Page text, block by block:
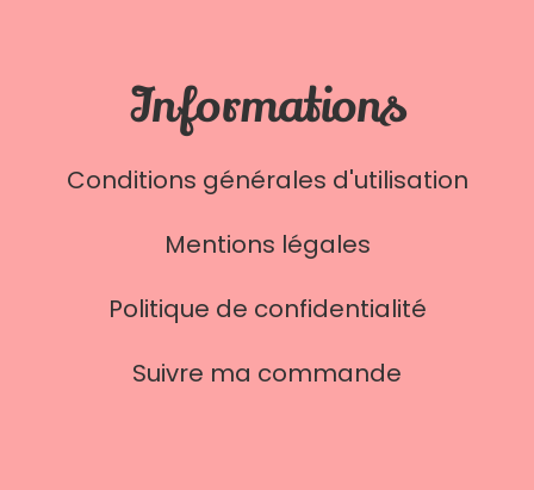
Informations
Conditions générales d'utilisation
Mentions légales
Politique de confidentialité
Suivre ma commande